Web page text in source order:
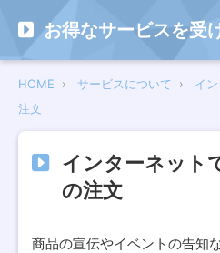
お得なサービスを受
HOME サービスについて
イ
注文
インターネット
の注文
商品の宣伝やイベントの告知